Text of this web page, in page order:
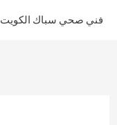
فني صحي سباك الكويت